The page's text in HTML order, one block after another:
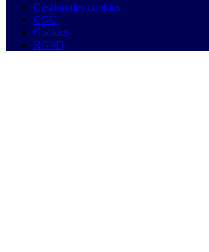
Gestion des cookies
CGU
Cookies
RGPD